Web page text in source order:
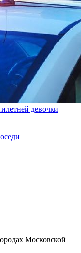
девочки
Московской